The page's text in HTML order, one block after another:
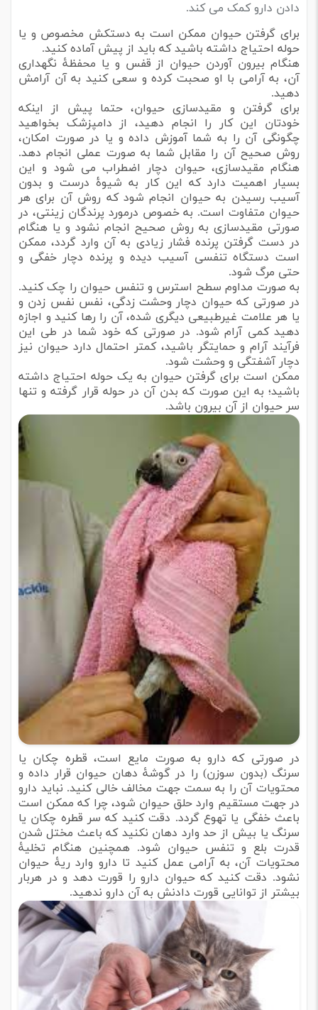
دادن دارو کمک می کند.
برای گرفتن حیوان ممکن است به دستکش مخصوص و یا
حوله احتیاج داشته باشید که باید از پیش آماده کنید.
هنگام بیرون آوردن حیوان از قفس و یا محفظۀ نگهداری
آن، به آرامی با او صحبت کرده و سعی کنید به آن آرامش
دهید.
برای گرفتن و مقیدسازی حیوان، حتما پیش از اینکه
خودتان این کار را انجام دهید، از دامپزشک بخواهید
چگونگی آن را به شما آموزش داده و یا در صورت امکان،
روش صحیح آن را مقابل شما به صورت عملی انجام دهد.
هنگام مقیدسازی، حیوان دچار اضطراب می شود و این
بسیار اهمیت دارد که این کار به شیوۀ درست و بدون
آسیب رسیدن به حیوان انجام شود که روش آن برای هر
حیوان متفاوت است. به خصوص درمورد پرندگان زینتی، در
صورتی مقیدسازی به روش صحیح انجام نشود و یا هنگام
در دست گرفتن پرنده فشار زیادی به آن وارد گردد، ممکن
است دستگاه تنفسی آسیب دیده و پرنده دچار خفگی و
حتی مرگ شود.
به صورت مداوم سطح استرس و تنفس حیوان را چک کنید.
در صورتی که حیوان دچار وحشت زدگی، نفس نفس زدن و
یا هر علامت غیرطبیعی دیگری شده، آن را رها کنید و اجازه
دهید کمی آرام شود. در صورتی که خود شما در طی این
فرآیند آرام و حمایتگر باشید، کمتر احتمال دارد حیوان نیز
دچار آشفتگی و وحشت شود.
ممکن است برای گرفتن حیوان به یک حوله احتیاج داشته
باشید؛ به این صورت که بدن آن در حوله قرار گرفته و تنها
سر حیوان از آن بیرون باشد.
در صورتی که دارو به صورت مایع است، قطره چکان یا
سرنگ (بدون سوزن) را در گوشۀ دهان حیوان قرار داده و
محتویات آن را به سمت جهت مخالف خالی کنید. نباید دارو
در جهت مستقیم وارد حلق حیوان شود، چرا که ممکن است
باعث خفگی یا تهوع گردد. دقت کنید که سر قطره چکان یا
سرنگ یا بیش از حد وارد دهان نکنید که باعث مختل شدن
قدرت بلع و تنفس حیوان شود. همچنین هنگام تخلیۀ
محتویات آن، به آرامی عمل کنید تا دارو وارد ریۀ حیوان
نشود. دقت کنید که حیوان دارو را قورت دهد و در هربار
بیشتر از توانایی قورت دادنش به آن دارو ندهید.